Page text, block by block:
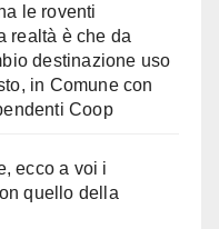
le roventi
realtà è che da
destinazione uso
in Comune con
Coop
ecco a voi i
quello della